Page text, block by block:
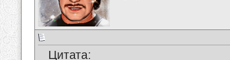
Цитата: